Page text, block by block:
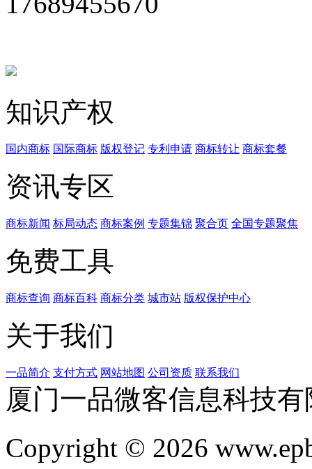
知识产权
国内商标 国际商标 版权登记 专利申请 商标转让 商标套餐
资讯专区
商标新闻 标局动态 商标案例 专题集锦 聚合页 全国专题聚焦
免费工具
商标查询 商标百科 商标分类 城市站 版权保护中心
关于我们
一品简介 支付方式 网站地图 公司资质 联系我们
厦门一品微客信息科技
Copyright © 2026